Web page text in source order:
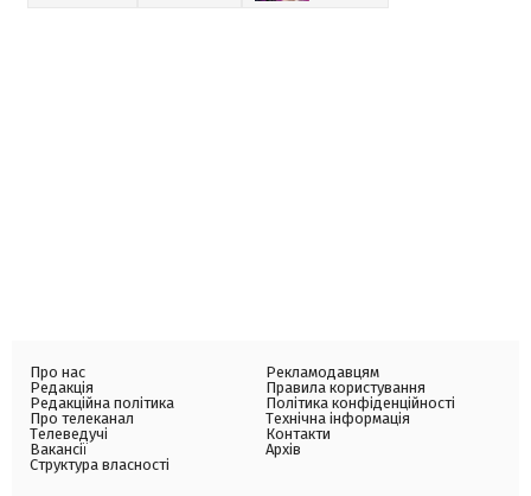
Про нас
Редакція
Редакційна політика
Про телеканал
Телеведучі
Вакансії
Структура власності
Рекламодавцям
Правила користування
Політика конфіденційності
Технічна інформація
Контакти
Архів